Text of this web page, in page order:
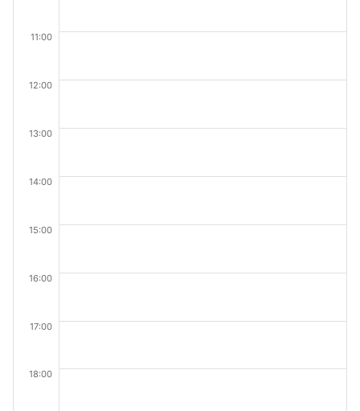
11:00
12:00
13:00
14:00
15:00
16:00
17:00
18:00